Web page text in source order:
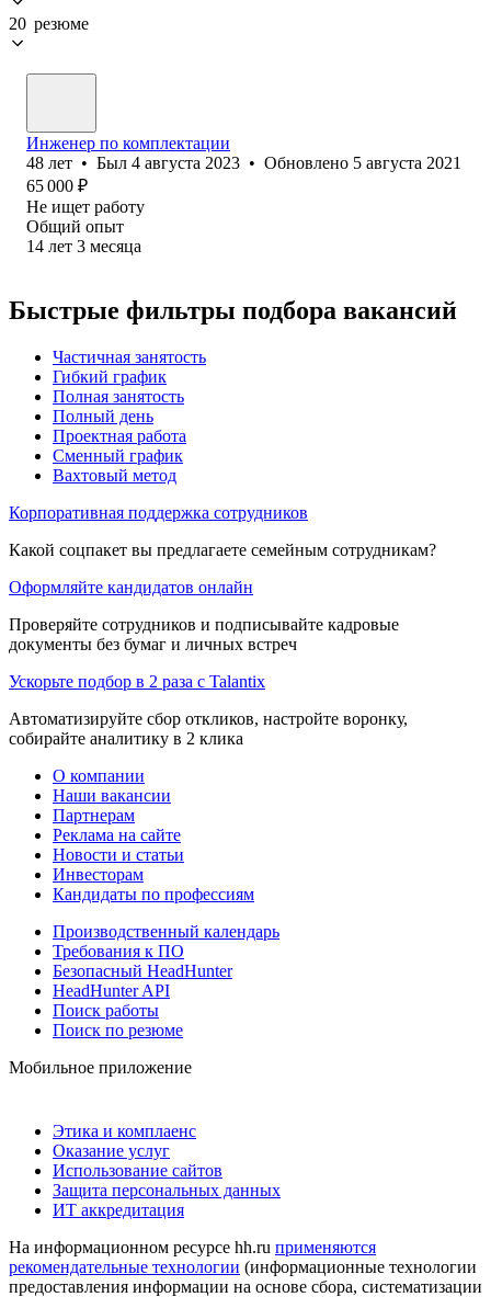
20 резюме
Инженер по комплектации
48 лет • Был 4 августа 2023 • Обновлено 5 августа 2021
65 000 ₽
Не ищет работу
Общий опыт
14 лет 3 месяца
Быстрые фильтры подбора вакансий
Частичная занятость
Гибкий график
Полная занятость
Полный день
Проектная работа
Сменный график
Вахтовый метод
Корпоративная поддержка сотрудников
Какой соцпакет вы предлагаете семейным сотрудникам?
Оформляйте кандидатов онлайн
Проверяйте сотрудников и подписывайте кадровые
документы без бумаг и личных встреч
Ускорьте подбор в 2 раза с Talantix
Автоматизируйте сбор откликов, настройте воронку,
собирайте аналитику в 2 клика
О компании
Наши вакансии
Партнерам
Реклама на сайте
Новости и статьи
Инвесторам
Кандидаты по профессиям
Производственный календарь
Требования к ПО
Безопасный HeadHunter
HeadHunter API
Поиск работы
Поиск по резюме
Мобильное приложение
Этика и комплаенс
Оказание услуг
Использование сайтов
Защита персональных данных
ИТ аккредитация
На информационном ресурсе hh.ru применяются
рекомендательные технологии (информационные технологии
предоставления информации на основе сбора, систематизации